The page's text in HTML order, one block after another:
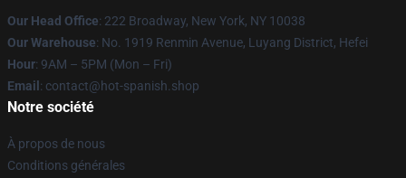
Our Head Office: 222 Broadway, New York, NY 10038
Our Warehouse: No. 1919 Renmin Avenue, Luyang District, Hefei
Hour: 9AM – 5PM (Mon – Fri)
Email : contact@hot-spanish.shop
Notre société
À propos de nous
Conditions générales